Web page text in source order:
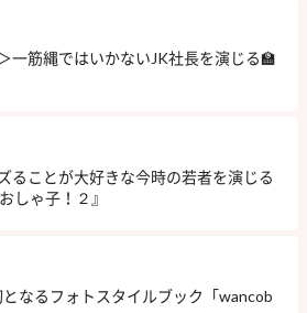
一筋縄ではいかないJK社長を演じる🏫
ることが大好きな今時の若者を演じる
しゃ子！２』
なるフォトスタイルブック「wancob